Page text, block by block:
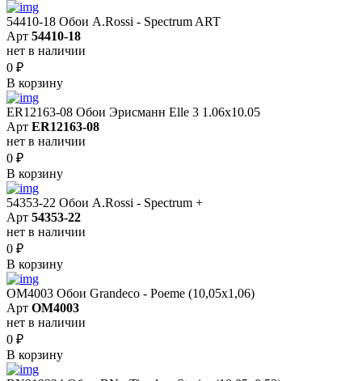
54410-18 Обои A.Rossi - Spectrum ART
Арт 54410-18
нет в наличии
0 ₽
В корзину
ER12163-08 Обои Эрисманн Elle 3 1.06x10.05
Арт ER12163-08
нет в наличии
0 ₽
В корзину
54353-22 Обои A.Rossi - Spectrum +
Арт 54353-22
нет в наличии
0 ₽
В корзину
OM4003 Обои Grandeco - Poeme (10,05х1,06)
Арт OM4003
нет в наличии
0 ₽
В корзину